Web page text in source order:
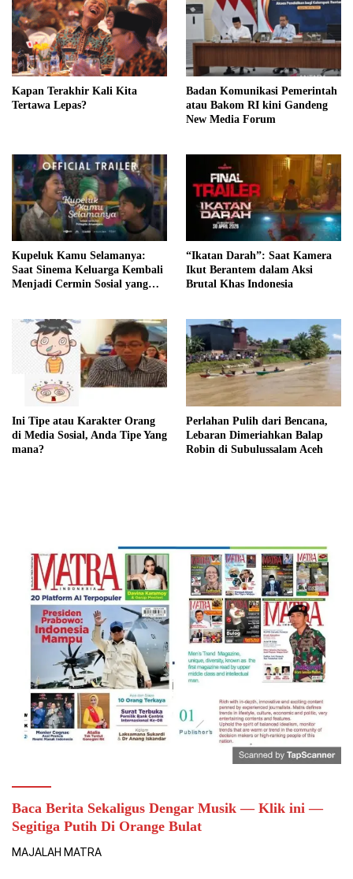
Kapan Terakhir Kali Kita
Tertawa Lepas?
Badan Komunikasi Pemerintah
atau Bakom RI kini Gandeng
New Media Forum
Kupeluk Kamu Selamanya:
Saat Sinema Keluarga Kembali
Menjadi Cermin Sosial yang
“Ikatan Darah”: Saat Kamera
Ikut Berantem dalam Aksi
Brutal Khas Indonesia
Ini Tipe atau Karakter Orang
di Media Sosial, Anda Tipe Yang
mana?
Perlahan Pulih dari Bencana,
Lebaran Dimeriahkan Balap
Robin di Subulussalam Aceh
Baca Berita Sekaligus Dengar Musik — Klik ini —
Segitiga Putih Di Orange Bulat
MAJALAH MATRA